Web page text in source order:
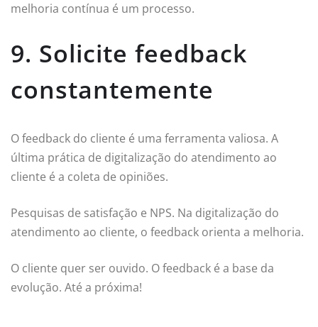
melhoria contínua é um processo.
9. Solicite feedback
constantemente
O feedback do cliente é uma ferramenta valiosa. A
última prática de digitalização do atendimento ao
cliente é a coleta de opiniões.
Pesquisas de satisfação e NPS. Na digitalização do
atendimento ao cliente, o feedback orienta a melhoria.
O cliente quer ser ouvido. O feedback é a base da
evolução. Até a próxima!